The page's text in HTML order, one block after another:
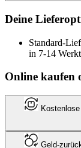
Deine
Standard-
in 7-14
Online kaufen
Geld-